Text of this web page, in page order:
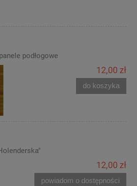
podłogowe
12,00 zł
do koszyka
12,00 zł
powiadom o dostępności